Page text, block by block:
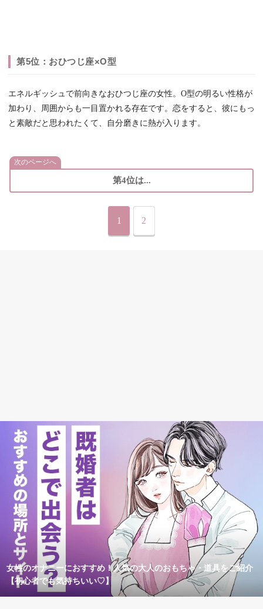
第5位：おひつじ座×O型
エネルギッシュで前向きなおひつじ座の女性。O型の明るい性格が
加わり、周囲からも一目置かれる存在です。恋をすると、彼にもっ
と素敵だと思われたくて、自分磨きに熱が入ります。
次のページへ
第4位は...
1 2
女性のオナニーにおすすめ！人気の大人のおもちゃ・道具をご紹介
【初心者でも気持ちいい♡】